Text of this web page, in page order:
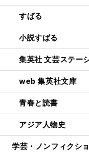
すばる
小説すばる
集英社 文芸ステー
web 集英社文庫
青春と読書
アジア人物史
学芸・ノンフィクシ